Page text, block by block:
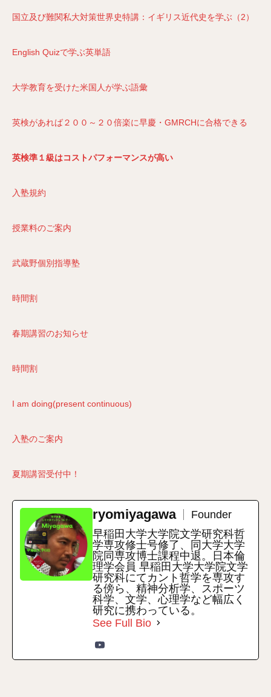
国立及び難関私大対策世界史特講：イギリス近代史を学ぶ（2）
English Quizで学ぶ英単語
大学教育を受けた米国人が学ぶ語彙
英検があれば２００～２０倍楽に早慶・GMRCHに合格できる
英検準１級はコストパフォーマンスが高い
入塾規約
授業料のご案内
武蔵野個別指導塾
時間割
春期講習のお知らせ
時間割
I am doing(present continuous)
入塾のご案内
夏期講習受付中！
ryomiyagawa
Founder
早稲田大学大学院文学研究科哲
学専攻修士号修了、同大学大学
院同専攻博士課程中退。日本倫
理学会員 早稲田大学大学院文学
研究科にてカント哲学を専攻す
る傍ら、精神分析学、スポーツ
科学、文学、心理学など幅広く
研究に携わっている。
See Full Bio